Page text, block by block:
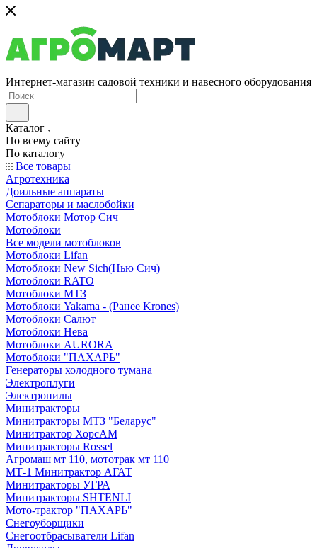
Интернет-магазин садовой техники и навесного оборудования
Каталог
По всему сайту
По каталогу
Все товары
Агротехника
Доильные аппараты
Сепараторы и маслобойки
Мотоблоки Мотор Сич
Мотоблоки
Все модели мотоблоков
Мотоблоки Lifan
Мотоблоки New Sich(Нью Сич)
Мотоблоки RATO
Мотоблоки МТЗ
Мотоблоки Yakama - (Ранее Krones)
Мотоблоки Салют
Мотоблоки Нева
Мотоблоки AURORA
Мотоблоки "ПАХАРЬ"
Генераторы холодного тумана
Электроплуги
Электропилы
Минитракторы
Минитракторы МТЗ "Беларус"
Минитрактор ХорсАМ
Минитракторы Rossel
Агромаш мт 110, мототрак мт 110
МТ-1 Минитрактор АГАТ
Минитракторы УГРА
Минитракторы SHTENLI
Мото-трактор "ПАХАРЬ"
Снегоуборщики
Снегоотбрасыватели Lifan